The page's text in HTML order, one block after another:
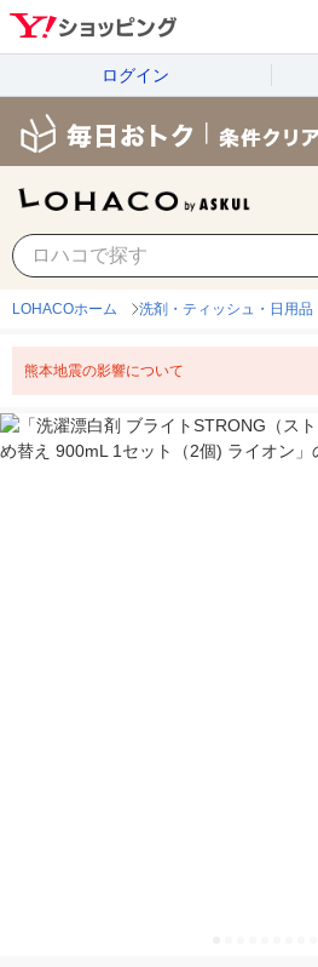
ログイン
LOHACOホーム 洗剤・ティッシュ・日用品
熊本地震の影響について